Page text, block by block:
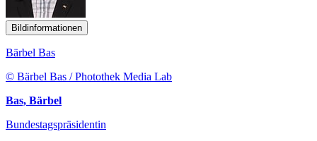
Bildinformationen
Bärbel Bas
© Bärbel Bas / Photothek Media Lab
Bas, Bärbel
Bundestagspräsidentin